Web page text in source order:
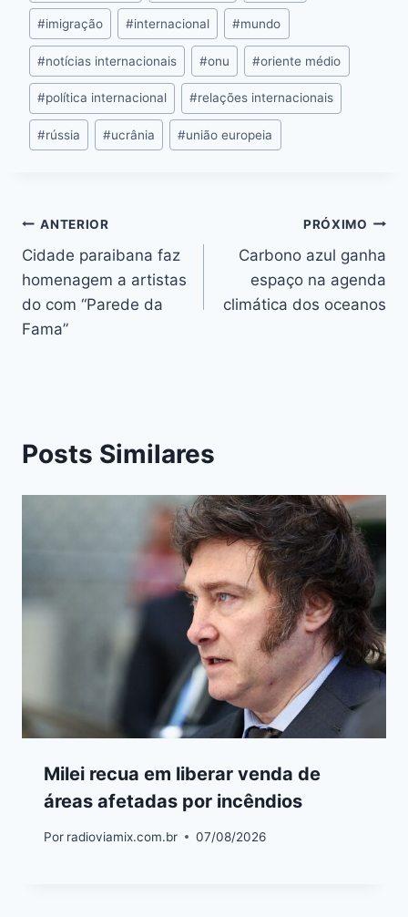
#imigração #internacional #mundo
#notícias internacionais #onu #oriente médio
#política internacional #relações internacionais
#rússia #ucrânia #união europeia
ANTERIOR
Cidade paraibana faz
homenagem a artistas
do com “Parede da
Fama”
PRÓXIMO
Carbono azul ganha
espaço na agenda
climática dos oceanos
Posts Similares
Milei recua em liberar venda de
áreas afetadas por incêndios
Por radioviamix.com.br 07/08/2026